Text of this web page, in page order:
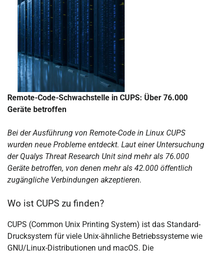
Remote-Code-Schwachstelle in CUPS: Über 76.000
Geräte betroffen
Bei der Ausführung von Remote-Code in Linux CUPS
wurden neue Probleme entdeckt. Laut einer Untersuchung
der Qualys Threat Research Unit sind mehr als 76.000
Geräte betroffen, von denen mehr als 42.000 öffentlich
zugängliche Verbindungen akzeptieren.
Wo ist CUPS zu finden?
CUPS (Common Unix Printing System) ist das Standard-
Drucksystem für viele Unix-ähnliche Betriebssysteme wie
GNU/Linux-Distributionen und macOS. Die